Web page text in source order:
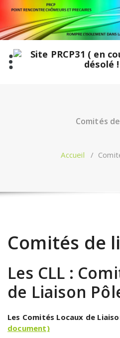
contenu
Comités
Accueil /
Comités de
Les CLL :
de Liaison
Les Comités Locaux de
document)